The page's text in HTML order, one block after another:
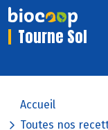
Tourne Sol
Accueil
Toutes nos